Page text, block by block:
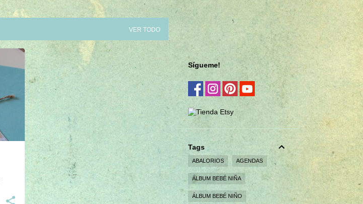
VER TODO
+12 Sígueme!
Tags
ABALORIOS AGENDAS
ÁLBUM BEBÉ NIÑA
ÁLBUM BEBÉ NIÑO